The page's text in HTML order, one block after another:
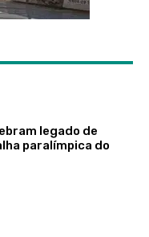
legado de
paralímpica do